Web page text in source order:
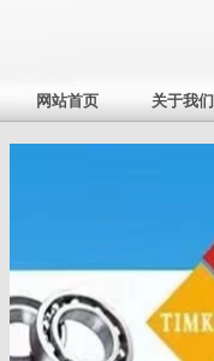
网站首页 关于我们